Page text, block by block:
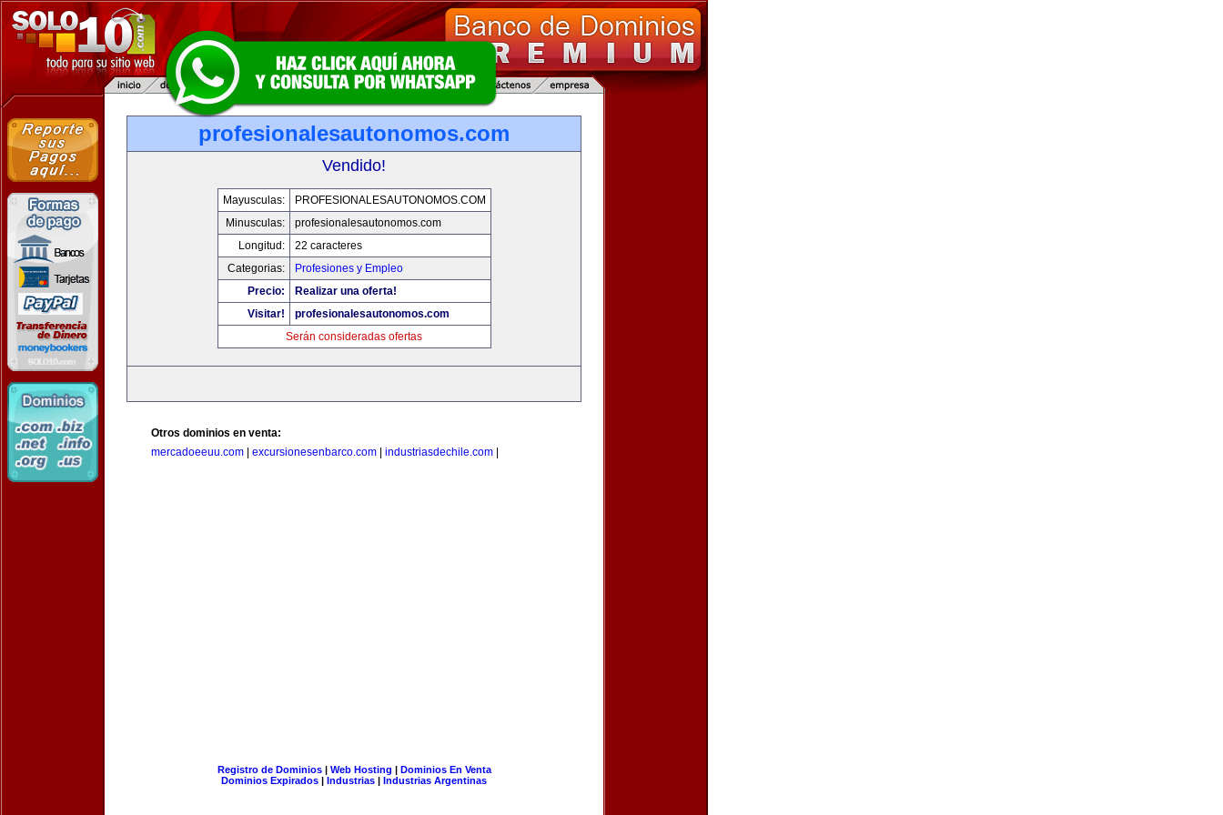
profesionalesautonomos.com
Vendido!
Mayusculas:
PROFESIONALESAUTONOMOS.COM
Minusculas:
profesionalesautonomos.com
Longitud:
22 caracteres
Categorias:
Profesiones y Empleo
Precio:
Realizar una oferta!
Visitar!
profesionalesautonomos.com
Serán consideradas ofertas
Otros dominios en venta:
mercadoeeuu.com
excursionesenbarco.com industriasdechile.com
Registro de Dominios| Web Hosting | Dominios En Venta
Dominios Expirados | Industrias | Industrias Argentinas